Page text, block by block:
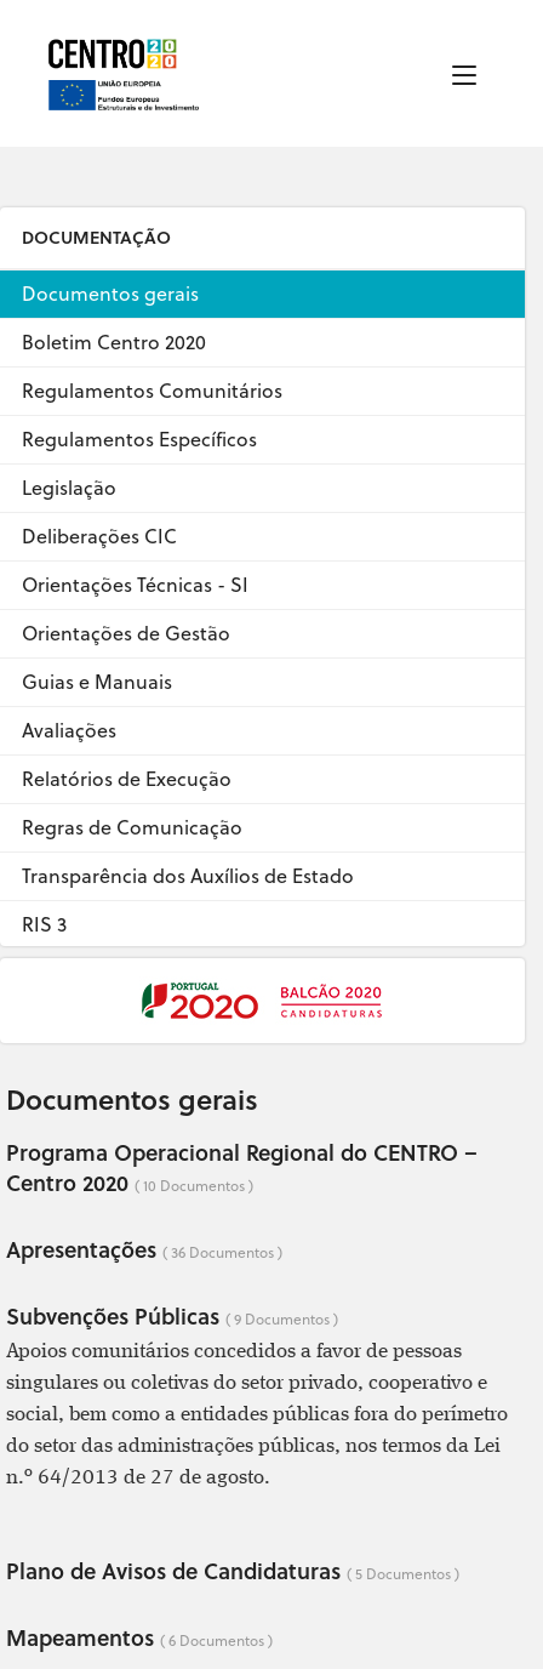
DOCUMENTAÇÃO
Documentos gerais
Boletim Centro 2020
Regulamentos Comunitários
Regulamentos Específicos
Legislação
Deliberações CIC
Orientações Técnicas - SI
Orientações de Gestão
Guias e Manuais
Avaliações
Relatórios de Execução
Regras de Comunicação
Transparência dos Auxílios de Estado
RIS 3
Documentos gerais
Programa Operacional Regional do CENTRO –
Centro 2020 ( 10 Documentos )
Apresentações ( 36 Documentos )
Subvenções Públicas ( 9 Documentos )
Apoios comunitários concedidos a favor de pessoas
singulares ou coletivas do setor privado, cooperativo e
social, bem como a entidades públicas fora do perímetro
do setor das administrações públicas, nos termos da Lei
n.º 64/2013 de 27 de agosto.
Plano de Avisos de Candidaturas ( 5 Documentos )
Mapeamentos ( 6 Documentos )